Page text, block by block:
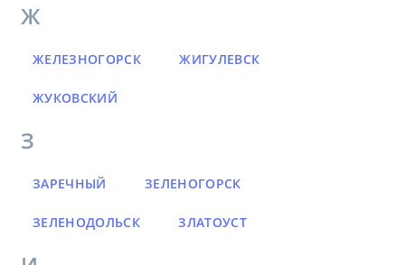
Ж
ЖЕЛЕЗНОГОРСК ЖИГУЛЕВСК
ЖУКОВСКИЙ
З
ЗАРЕЧНЫЙ ЗЕЛЕНОГОРСК
ЗЕЛЕНОДОЛЬСК ЗЛАТОУСТ